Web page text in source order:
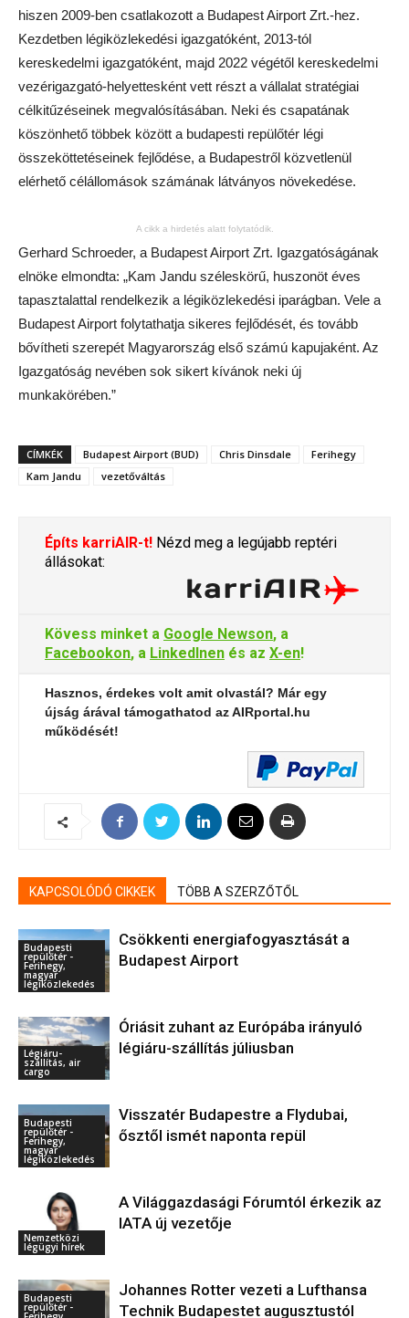
hiszen 2009-ben csatlakozott a Budapest Airport Zrt.-hez.
Kezdetben légiközlekedési igazgatóként, 2013-tól
kereskedelmi igazgatóként, majd 2022 végétől kereskedelmi
vezérigazgató-helyettesként vett részt a vállalat stratégiai
célkitűzéseinek megvalósításában. Neki és csapatának
köszönhető többek között a budapesti repülőtér légi
összeköttetéseinek fejlődése, a Budapestről közvetlenül
elérhető célállomások számának látványos növekedése.
A cikk a hirdetés alatt folytatódik.
Gerhard Schroeder, a Budapest Airport Zrt. Igazgatóságának
elnöke elmondta: „Kam Jandu széleskörű, huszonöt éves
tapasztalattal rendelkezik a légiközlekedési iparágban. Vele a
Budapest Airport folytathatja sikeres fejlődését, és tovább
bővítheti szerepét Magyarország első számú kapujaként. Az
Igazgatóság nevében sok sikert kívánok neki új
munkakörében.”
CÍMKÉK Budapest Airport (BUD) Chris Dinsdale
Ferihegy
Kam Jandu
vezetőváltás
Építs karriAIR-t! Nézd meg a legújabb reptéri
állásokat:
Kövess minket a Google Newson, a
Facebookon, a LinkedInen és az X-en!
Hasznos, érdekes volt amit olvastál? Már egy
újság árával támogathatod az AIRportal.hu
működését!
KAPCSOLÓDÓ CIKKEK TÖBB A SZERZŐTŐL
Budapesti
repülőtér -
Ferihegy,
magyar
légiközlekedés
Csökkenti energiafogyasztását a
Budapest Airport
Légiáru-
szállítás, air
cargo
Óriásit zuhant az Európába irányuló
légiáru-szállítás júliusban
Budapesti
repülőtér -
Ferihegy,
magyar
légiközlekedés
Visszatér Budapestre a Flydubai,
ősztől ismét naponta repül
Nemzetközi
légügyi hírek
A Világgazdasági Fórumtól érkezik az
IATA új vezetője
Budapesti
repülőtér -
Johannes Rotter vezeti a Lufthansa
Technik Budapestet augusztustól